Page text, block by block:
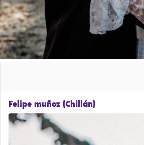
Felipe muñoz (Chillán)